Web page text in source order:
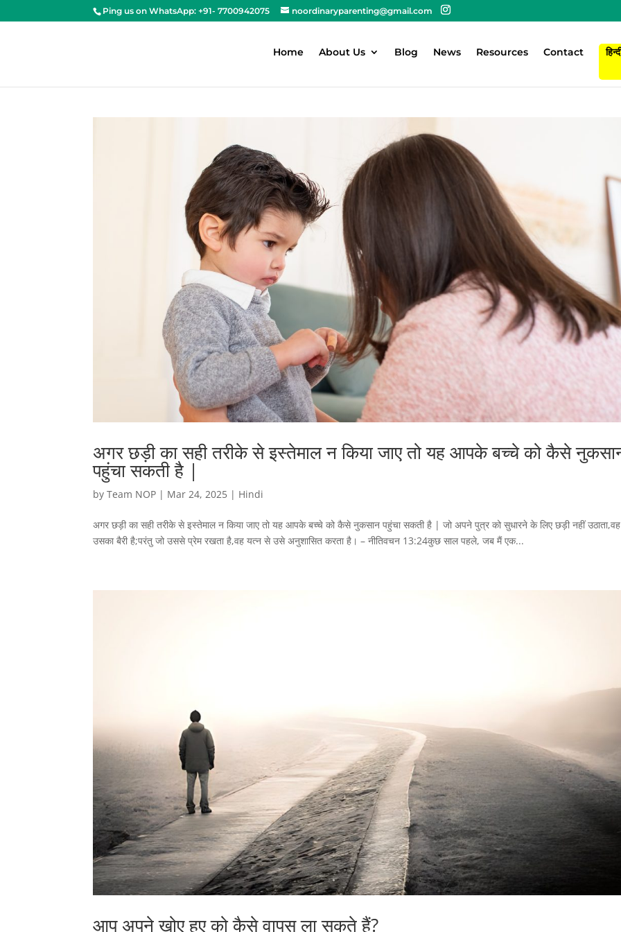
Ping us on WhatsApp: +91- 7700942075 noordinaryparenting@gmail.com
Home About Us Blog News Resources Contact
अगर छड़ी का सही तरीके से इस्तेमाल न किया जाए तो यह आपके बच्चे को कैसे
पहुंचा सकती है |
byTeam NOP | Mar 24, 2025 | Hindi
अगर छड़ी का सही तरीके से इस्तेमाल न किया जाए तो यह आपके बच्चे को कैसे नुकसान पहुंचा सकती है | जो अपने पुत्र को सुधारने के लिए छड़ी नहीं उठाता,वह
उसका बैरी है;परंतु जो उससे प्रेम रखता है,वह यत्‍न से उसे अनुशासित करता है। – नीतिवचन 13:24कुछ साल पहले, जब मैं एक...
आप अपने खोए हुए को कैसे वापस ला सकते हैं?